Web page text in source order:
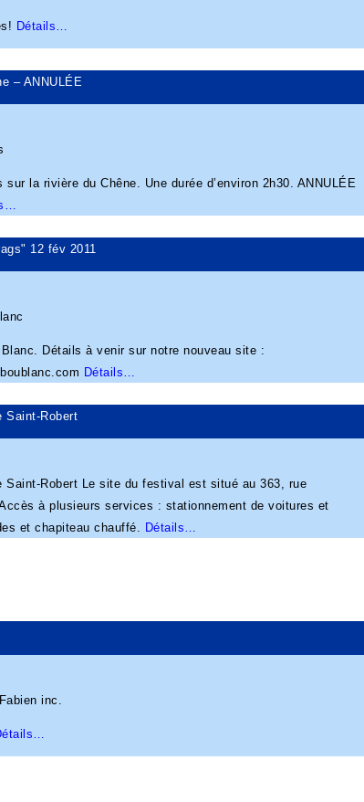
Détails…
– ANNULÉE
la rivière du Chêne. Une durée d’environ 2h30. ANNULÉE
12 fév 2011
Détails à venir sur notre nouveau site :
Détails…
Saint-Robert
Saint-Robert Le site du festival est situé au 363, rue
à plusieurs services : stationnement de voitures et
et chapiteau chauffé. Détails…
inc.